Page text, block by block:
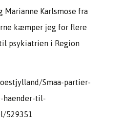
Marianne Karlsmose fra
kæmper jeg for flere
psykiatrien i Region
Smaa-partier-
haender-til-
529351